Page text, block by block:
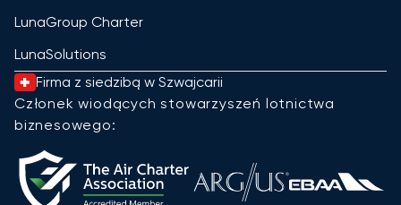
LunaGroup Charter
LunaSolutions
Firma z siedzibą w Szwajcarii
Członek wiodących stowarzyszeń lotnictwa
biznesowego: